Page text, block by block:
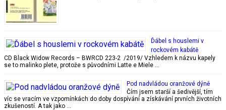
Ďábel s houslemi v
rockovém kabátě
CD Black Widow Records – BWRCD 223-2 /2019/ Vzhledem k názvu kapely
se to malinko plete, protože s původními Latte e Miele …
Pod nadvládou oranžové dýně
Čím jsem starší a šedivější, tím
víc se vracím ve vzpomínkách do doby dospívání a získávání prvních životních
zkušeností. A tak jako …